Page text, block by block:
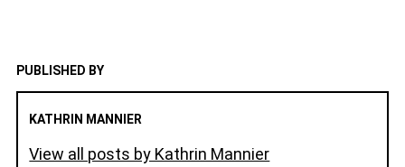
PUBLISHED BY
KATHRIN MANNIER
View all posts by Kathrin Mannier